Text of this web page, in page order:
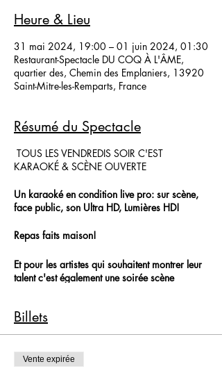
Heure & Lieu
31 mai 2024, 19:00 – 01 juin 2024, 01:30
Restaurant-Spectacle DU COQ À L'ÂME,
quartier des, Chemin des Emplaniers, 13920
Saint-Mitre-les-Remparts, France
Résumé du Spectacle
TOUS LES VENDREDIS SOIR C'EST
KARAOKÉ & SCÈNE OUVERTE
Un karaoké en condition live pro: sur scène,
face public, son Ultra HD, Lumières HD!
Repas faits maison!
Et pour les artistes qui souhaitent montrer leur
talent c'est également une soirée scène
public votre talent!
une ambiance ultra conviviale, familiale
Billets
Vente expirée